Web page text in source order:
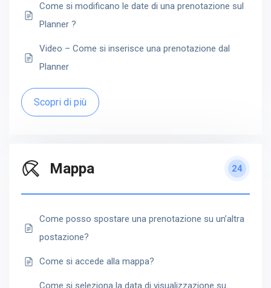
Come si modificano le date di una prenotazione sul
Planner ?
Video – Come si inserisce una prenotazione dal
Planner
Scopri di più
Mappa 24
Come posso spostare una prenotazione su un’altra
postazione?
Come si accede alla mappa?
Come si seleziona la data di visualizzazione su